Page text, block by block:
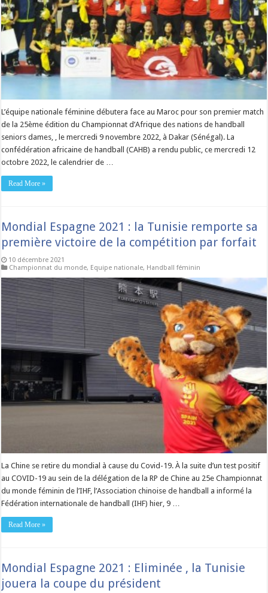
L’équipe nationale féminine débutera face au Maroc pour son premier match
de la 25ème édition du Championnat d’Afrique des nations de handball
seniors dames, , le mercredi 9 novembre 2022, à Dakar (Sénégal). La
confédération africaine de handball (CAHB) a rendu public, ce mercredi 12
octobre 2022, le calendrier de …
Read More »
Mondial Espagne 2021 : la Tunisie remporte sa
première victoire de la compétition par forfait
10 décembre 2021
Championnat du monde, Equipe nationale, Handball féminin
La Chine se retire du mondial à cause du Covid-19. À la suite d’un test positif
au COVID-19 au sein de la délégation de la RP de Chine au 25e Championnat
du monde féminin de l’IHF, l’Association chinoise de handball a informé la
Fédération internationale de handball (IHF) hier, 9 …
Read More »
Mondial Espagne 2021 : Eliminée , la Tunisie
jouera la coupe du président